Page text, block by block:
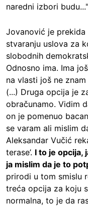
naredni izbori budu..."
Jovanović je prekida
stvaranju uslova za
slobodnih
Odnosno ima. Ima
na vlasti još ne
(...) Druga opcija je
obračunamo. Vidim
on je pomenuo
se varam ali mislim
Aleksandar Vučić
terase’. I to je opcija,
ja mislim da je to
prirodi u tom smislu
treća opcija za koju
normalna, to je da